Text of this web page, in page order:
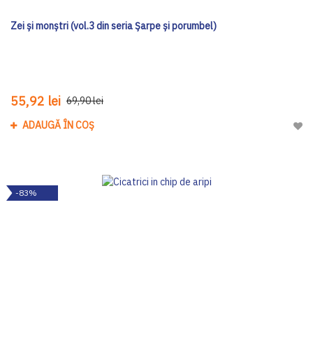
Zei și monștri (vol.3 din seria Șarpe și porumbel)
55,92 lei 69,90 lei
ADAUGĂ ÎN COȘ
-83%